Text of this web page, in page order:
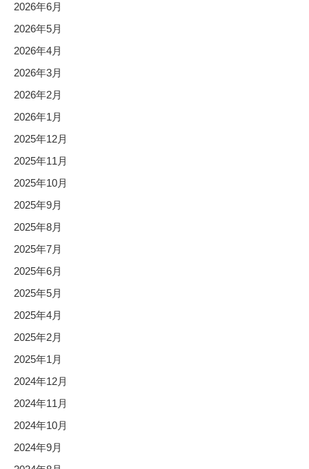
2026年6月
2026年5月
2026年4月
2026年3月
2026年2月
2026年1月
2025年12月
2025年11月
2025年10月
2025年9月
2025年8月
2025年7月
2025年6月
2025年5月
2025年4月
2025年2月
2025年1月
2024年12月
2024年11月
2024年10月
2024年9月